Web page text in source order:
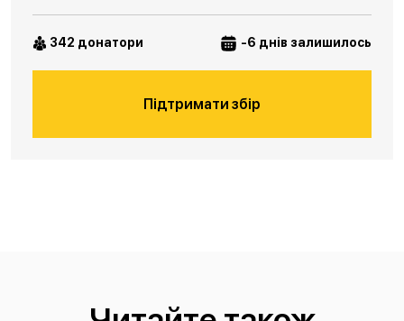
342 донатори -6 днів залишилось
Підтримати збір